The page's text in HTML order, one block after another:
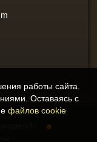
работы сайта.
Оставаясь с
файлов cookie